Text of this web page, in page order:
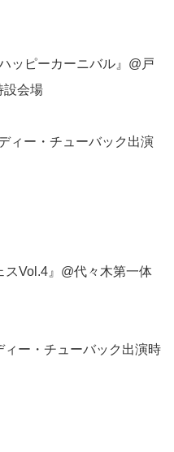
ッピーカーニバル』@戸
設会場
ィー・チューバック出演
Vol.4』@代々木第一体
ー・チューバック出演時